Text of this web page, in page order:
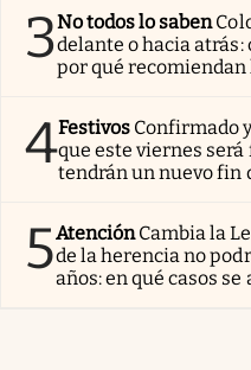
3No todos lo saben
delante o hacia
por qué
4Festivos Confirmado
que este viernes
tendrán un nuevo fin
5AtenciónCambia la
de la herencia no
años: en qué casos se